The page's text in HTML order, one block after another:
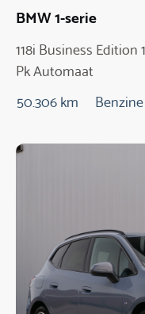
BMW 1-serie
118i Business Edition
Pk Automaat
50.306 km Benzine